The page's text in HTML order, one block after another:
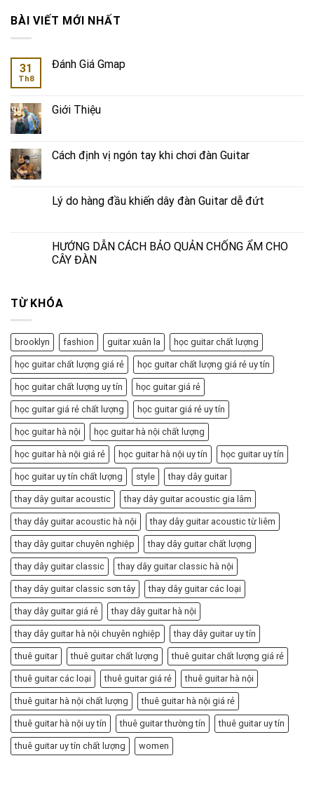
BÀI VIẾT MỚI NHẤT
31
Th8
Đánh Giá Gmap
Giới Thiệu
Cách định vị ngón tay khi chơi đàn Guitar
Lý do hàng đầu khiến dây đàn Guitar dễ đứt
HƯỚNG DẪN CÁCH BẢO QUẢN CHỐNG ẨM CHO
CÂY ĐÀN
TỪ KHÓA
brooklyn fashion guitar xuân la học guitar chất lượng
học guitar chất lượng giá rẻ học guitar chất lượng giá rẻ uy tín
học guitar chất lượng uy tín học guitar giá rẻ
học guitar giá rẻ chất lượng học guitar giá rẻ uy tín
học guitar hà nội học guitar hà nội chất lượng
học guitar hà nội giá rẻ học guitar hà nội uy tín học guitar uy tín
học guitar uy tín chất lượng style thay dây guitar
thay dây guitar acoustic thay dây guitar acoustic gia lâm
thay dây guitar acoustic hà nội thay dây guitar acoustic từ liêm
thay dây guitar chuyên nghiệp thay dây guitar chất lượng
thay dây guitar classic thay dây guitar classic hà nội
thay dây guitar classic sơn tây thay dây guitar các loại
thay dây guitar giá rẻ thay dây guitar hà nội
thay dây guitar hà nội chuyên nghiệp thay dây guitar uy tín
thuê guitar thuê guitar chất lượng thuê guitar chất lượng giá rẻ
thuê guitar các loại thuê guitar giá rẻ thuê guitar hà nội
thuê guitar hà nội chất lượng thuê guitar hà nội giá rẻ
thuê guitar hà nội uy tín thuê guitar thường tín thuê guitar uy tín
thuê guitar uy tín chất lượng women